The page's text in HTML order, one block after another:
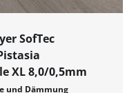
SofTec
XL 8,0/0,5mm
und Dämmung